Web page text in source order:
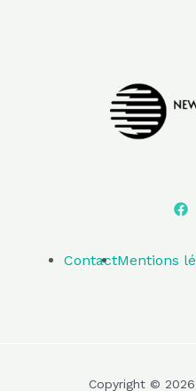
ContactMentions
Copyright ©